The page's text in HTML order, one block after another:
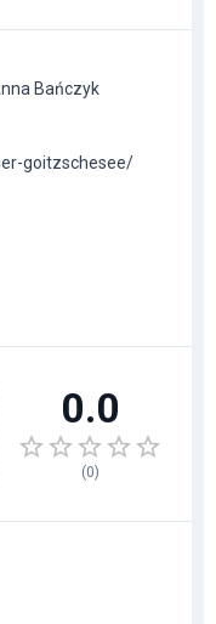
Bańczyk
goitzschesee/
0.0
(0)